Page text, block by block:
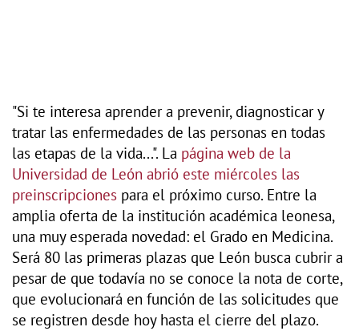
"Si te interesa aprender a prevenir, diagnosticar y
tratar las enfermedades de las personas en todas
las etapas de la vida...". La página web de la
Universidad de León abrió este miércoles las
preinscripciones para el próximo curso. Entre la
amplia oferta de la institución académica leonesa,
una muy esperada novedad: el Grado en Medicina.
Será 80 las primeras plazas que León busca cubrir a
pesar de que todavía no se conoce la nota de corte,
que evolucionará en función de las solicitudes que
se registren desde hoy hasta el cierre del plazo.